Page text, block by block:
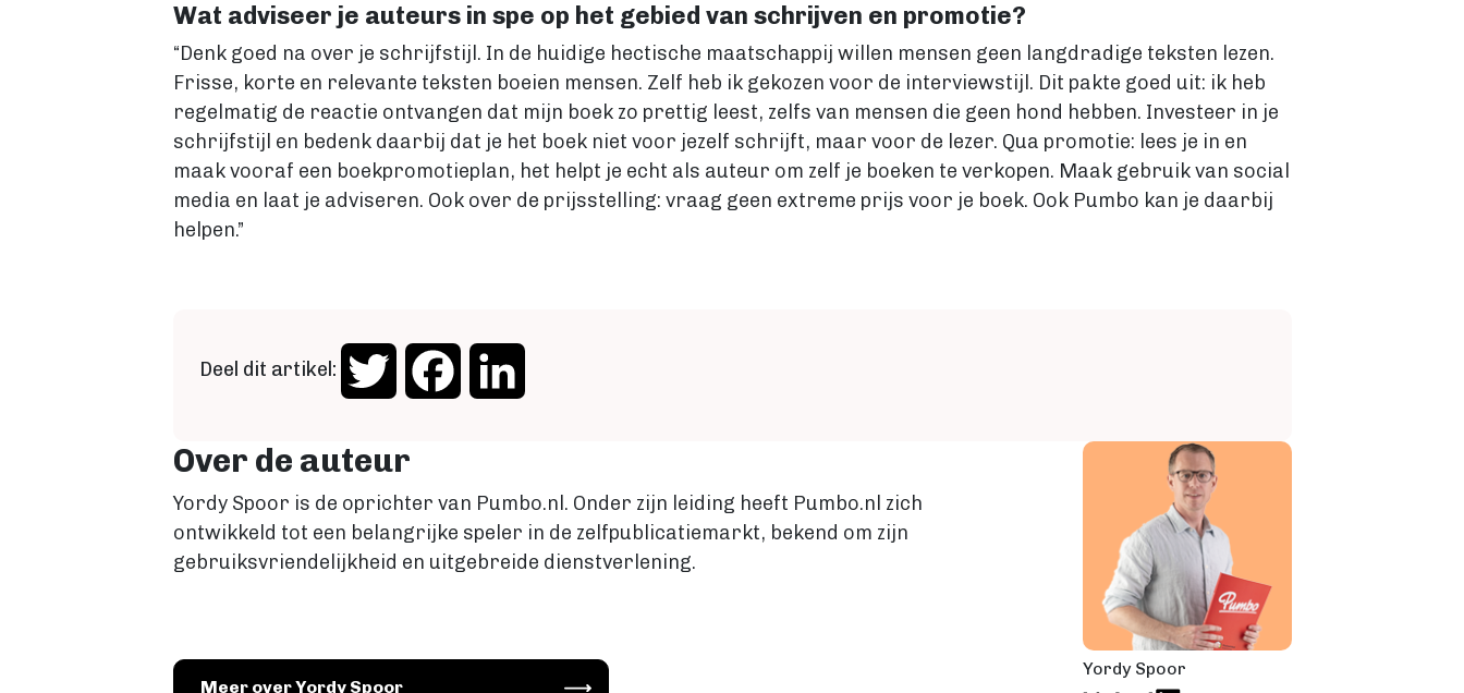
Wat adviseer je auteurs in spe op het gebied van schrijven en promotie?
“Denk goed na over je schrijfstijl. In de huidige hectische maatschappij willen mensen geen langdradige teksten lezen.
Frisse, korte en relevante teksten boeien mensen. Zelf heb ik gekozen voor de interviewstijl. Dit pakte goed uit: ik heb
regelmatig de reactie ontvangen dat mijn boek zo prettig leest, zelfs van mensen die geen hond hebben. Investeer in je
schrijfstijl en bedenk daarbij dat je het boek niet voor jezelf schrijft, maar voor de lezer. Qua promotie: lees je in en
maak vooraf een boekpromotieplan, het helpt je echt als auteur om zelf je boeken te verkopen. Maak gebruik van social
media en laat je adviseren. Ook over de prijsstelling: vraag geen extreme prijs voor je boek. Ook Pumbo kan je daarbij
helpen.”
Deel dit artikel: Twitter Facebook
Over de auteur
Yordy Spoor is de oprichter van Pumbo.nl. Onder zijn leiding heeft Pumbo.nl zich
ontwikkeld tot een belangrijke speler in de zelfpublicatiemarkt, bekend om zijn
gebruiksvriendelijkheid en uitgebreide dienstverlening.
Image
Meer over Yordy Spoor
Yordy Spoor